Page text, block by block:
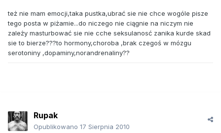
też nie mam emocji,taka pustka,ubrać sie nie chce wogóle pisze
tego posta w piżamie...do niczego nie ciągnie na niczym nie
zależy masturbować sie nie cche seksulanosć zanika kurde skad
sie to bierze???to hormony,choroba ,brak czegoś w mózgu
serotoniny ,dopaminy,norandrenaliny??
Rupak
Opublikowano 17 Sierpnia 2010